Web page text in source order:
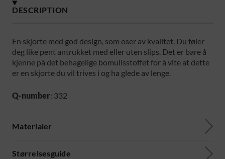
DESCRIPTION
En skjorte med god design, som oser av kvalitet. Du føler
deg like pent antrukket med eller uten slips. Det er bare å
kjenne på det behagelige bomullsstoffet for å vite at dette
er en skjorte du vil trives i og ha glede av lenge.
Q-number: 332
Materialer
Størrelsesguide